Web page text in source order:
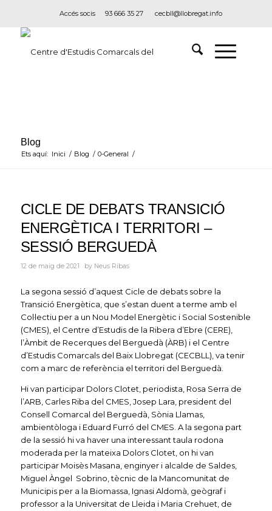
Accés socis 93 666 35 27 cecbll@llobregat.info
Blog
Ets aquí: Inici / Blog / 0-General /
CICLE DE DEBATS TRANSICIÓ
ENERGÈTICA I TERRITORI –
SESSIÓ BERGUEDÀ
12 de maig de 2021 by Neus Ribas
La segona sessió d’aquest Cicle de debats sobre la
Transició Energètica, que s’estan duent a terme amb el
Col·lectiu per a un Nou Model Energètic i Social Sostenible
(CMES), el Centre d’Estudis de la Ribera d’Ebre (CERE),
l’Àmbit de Recerques del Berguedà (ÀRB) i el Centre
d’Estudis Comarcals del Baix Llobregat (CECBLL), va tenir
com a marc de referència el territori del Berguedà.
Hi van participar Dolors Clotet, periodista, Rosa Serra de
l’ARB, Carles Riba del CMES, Josep Lara, president del
Consell Comarcal del Berguedà, Sònia Llamas,
ambientòloga i Eduard Furró del CMES. A la segona part
de la sessió hi va haver una interessant taula rodona
moderada per la mateixa Dolors Clotet, on hi van
participar Moisès Masana, enginyer i alcalde de Saldes,
Miguel Àngel Sobrino, tècnic de la Mancomunitat de
Municipis per a la Biomassa, Ignasi Aldomà, geògraf i
professor a la Universitat de Lleida i Maria Crehuet, de